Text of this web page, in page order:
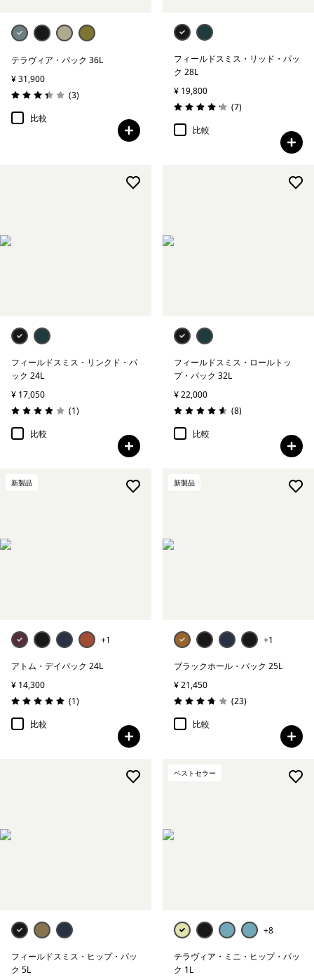
テラヴィア・パック 36L
¥ 31,900
評価: 3.3 / 5
(3レビュー
)
比較
フィールドスミス・リッド・パッ
ク 28L
¥ 19,800
評価: 4.1 / 5
(7レビュー
)
比較
フィールドスミス・リンクド・パ
ック 24L
¥ 17,050
評価: 4.0 / 5
(1レビュー
)
比較
フィールドスミス・ロールトッ
プ・パック 32L
¥ 22,000
評価: 4.6 / 5
(8レビュー
)
比較
新製品
+1
アトム・デイパック 24L
¥ 14,300
評価: 5.0 / 5
(1レビュー
)
比較
新製品
+1
ブラックホール・パック 25L
¥ 21,450
評価: 3.8 / 5
(23レビュー
)
比較
フィールドスミス・ヒップ・パッ
ク 5L
ベストセラー
+8
テラヴィア・ミニ・ヒップ・パッ
ク 1L